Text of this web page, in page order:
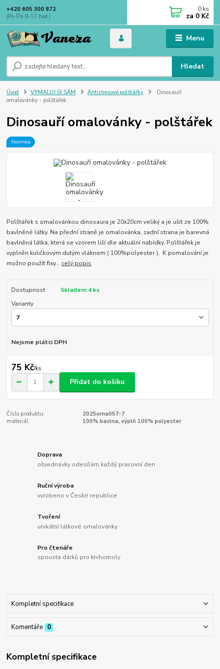
Menu
Hledat
+420 605 300 872
(Po-Pá 8-17 hod.)
0 ks
za 0 Kč
Úvod VYMALUJ SI SÁM Antistresové polštářky
Dinosauří
omalovánky - polštářek
Dinosauří omalovánky - polštářek
Novinka
Polštářek s omalovánkou dinosaura je 20x20cm veliký a je ušit ze 100%
bavlněné látky. Na přední straně je omalovánka, zadní strana je barevná
bavlněná látka, která se vzorem liší dle aktuální nabídky. Polštářek je
vyplněn kuličkovým dutým vláknem ( 100%polyester ), K pomalování je
možno použít fixy... celý popis
Dostupnost
Skladem 4 ks
Varianty
Nejsme plátci DPH
75 Kč/ks
Přidat do košíku
Číslo produktu:
2025oma057-7
materiál:
100% bavlna, výplň 100% polyester
Doprava
objednávky odesílám každý pracovní den
Ruční výroba
vyrobeno v České republice
Tvoření
unikátní látkové omalovánky
Pro čtenáře
spousta dárků pro knihomoly
Kompletní specifikace
Komentáře 0
Kompletní specifikace